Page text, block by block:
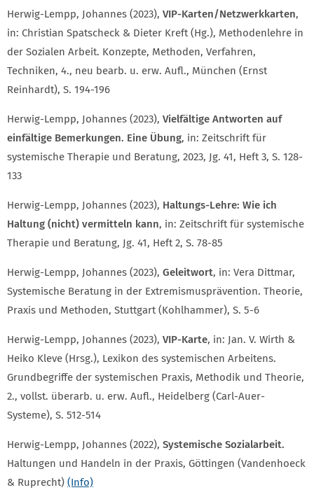
Herwig-Lempp, Johannes (2023), VIP-Karten/Netzwerkkarten,
in: Christian Spatscheck & Dieter Kreft (Hg.), Methodenlehre in
der Sozialen Arbeit. Konzepte, Methoden, Verfahren,
Techniken, 4., neu bearb. u. erw. Aufl., München (Ernst
Reinhardt), S. 194-196
Herwig-Lempp, Johannes (2023), Vielfältige Antworten auf
einfältige Bemerkungen. Eine Übung, in: Zeitschrift für
systemische Therapie und Beratung, 2023, Jg. 41, Heft 3, S. 128-
133
Herwig-Lempp, Johannes (2023), Haltungs-Lehre: Wie ich
Haltung (nicht) vermitteln kann, in: Zeitschrift für systemische
Therapie und Beratung, Jg. 41, Heft 2, S. 78-85
Herwig-Lempp, Johannes (2023), Geleitwort, in: Vera Dittmar,
Systemische Beratung in der Extremismusprävention. Theorie,
Praxis und Methoden, Stuttgart (Kohlhammer), S. 5-6
Herwig-Lempp, Johannes (2023), VIP-Karte, in: Jan. V. Wirth &
Heiko Kleve (Hrsg.), Lexikon des systemischen Arbeitens.
Grundbegriffe der systemischen Praxis, Methodik und Theorie,
2., vollst. überarb. u. erw. Aufl., Heidelberg (Carl-Auer-
Systeme), S. 512-514
Herwig-Lempp, Johannes (2022), Systemische Sozialarbeit.
Haltungen und Handeln in der Praxis, Göttingen (Vandenhoeck
& Ruprecht) (Info)